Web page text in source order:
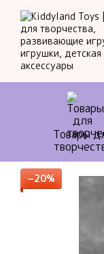
Перейти к
Товары
−20%